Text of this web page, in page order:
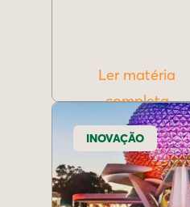
Ler matéria
completa
INOVAÇÃO